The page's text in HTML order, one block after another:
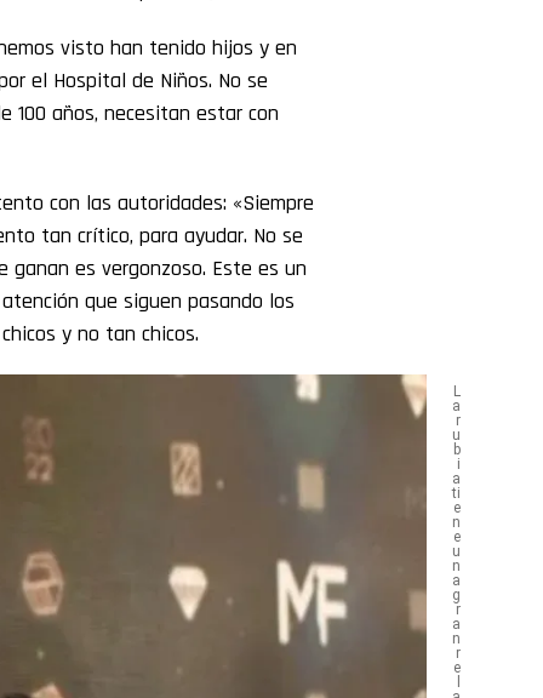
visto han tenido hijos y en
el Hospital de Niños. No se
100 años, necesitan estar con
con las autoridades: «Siempre
tan crítico, para ayudar. No se
ganan es vergonzoso. Este es un
que siguen pasando los
y no tan chicos.
L
a
r
u
b
i
a
ti
e
n
e
u
n
a
g
r
a
n
r
e